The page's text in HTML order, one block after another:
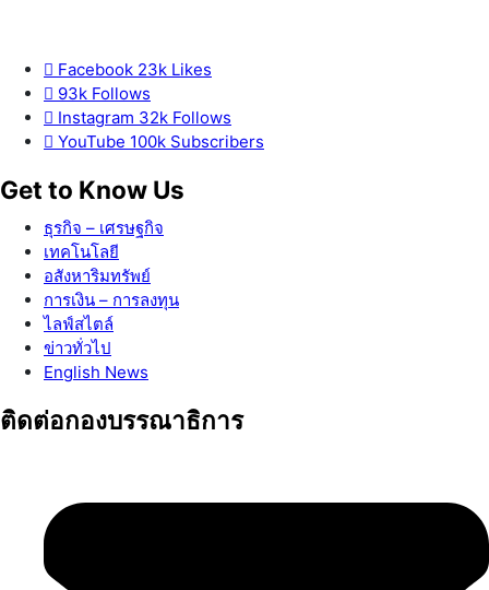
Facebook 23k Likes
93k Follows
Instagram 32k Follows
YouTube 100k Subscribers
Get to Know Us
ธุรกิจ – เศรษฐกิจ
เทคโนโลยี
อสังหาริมทรัพย์
การเงิน – การลงทุน
ไลฟ์สไตล์
ข่าวทั่วไป
English News
ติดต่อกองบรรณาธิการ